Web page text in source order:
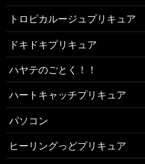
トロピカルージュプリキュア
ドキドキプリキュア
ハヤテのごとく！！
ハートキャッチプリキュア
パソコン
ヒーリングっどプリキュア